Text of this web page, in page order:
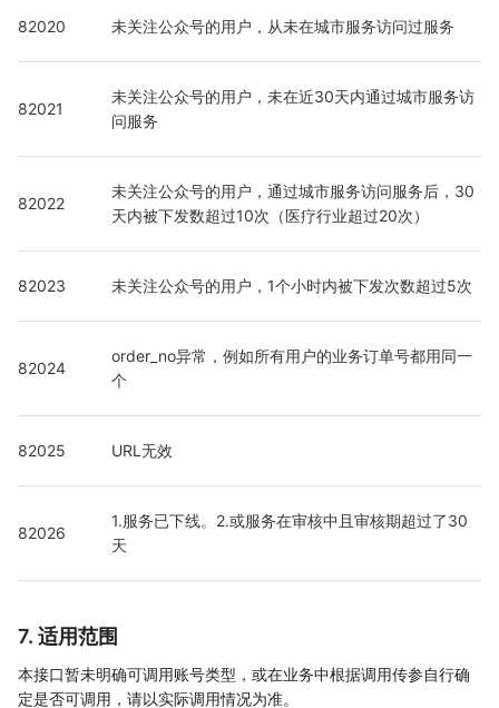
82020 未关注公众号的用户，从未在城市服务访问过服务
82021
未关注公众号的用户，未在近30天内通过城市服务访
问服务
82022
未关注公众号的用户，通过城市服务访问服务后，30
天内被下发数超过10次（医疗行业超过20次）
82023 未关注公众号的用户，1个小时内被下发次数超过5次
82024
order_no异常，例如所有用户的业务订单号都用同一
个
82025 URL无效
82026
1.服务已下线。2.或服务在审核中且审核期超过了30
天
7. 适用范围
本接口暂未明确可调用账号类型，或在业务中根据调用传参自行确
定是否可调用，请以实际调用情况为准。